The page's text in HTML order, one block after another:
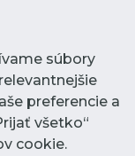
súbory
preferencie a
všetko“
cookie.